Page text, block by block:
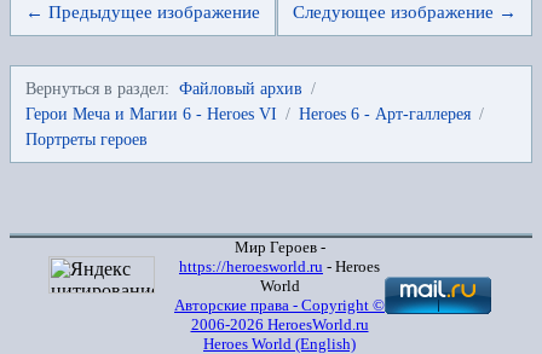
← Предыдущее изображение Следующее изображение →
Вернуться в раздел: Файловый архив /
Герои Меча и Магии 6 - Heroes VI / Heroes 6 - Арт-галлерея /
Портреты героев
Мир Героев -
https://heroesworld.ru - Heroes
World
Авторские права - Copyright ©
2006-2026 HeroesWorld.ru
Heroes World (English)